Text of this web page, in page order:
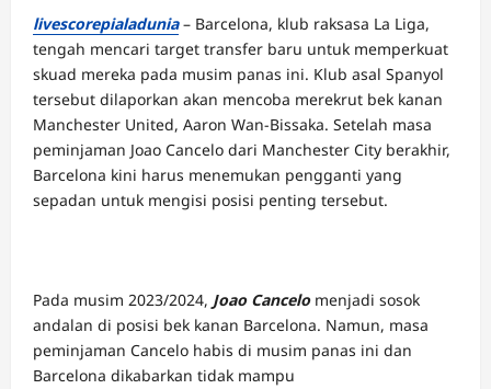
livescorepialadunia– Barcelona, klub raksasa La Liga,
tengah mencari target transfer baru untuk memperkuat
skuad mereka pada musim panas ini. Klub asal Spanyol
tersebut dilaporkan akan mencoba merekrut bek kanan
Manchester United, Aaron Wan-Bissaka. Setelah masa
peminjaman Joao Cancelo dari Manchester City berakhir,
Barcelona kini harus menemukan pengganti yang
sepadan untuk mengisi posisi penting tersebut.
Pada musim 2023/2024, Joao Cancelomenjadi sosok
andalan di posisi bek kanan Barcelona. Namun, masa
peminjaman Cancelo habis di musim panas ini dan
Barcelona dikabarkan tidak mampu